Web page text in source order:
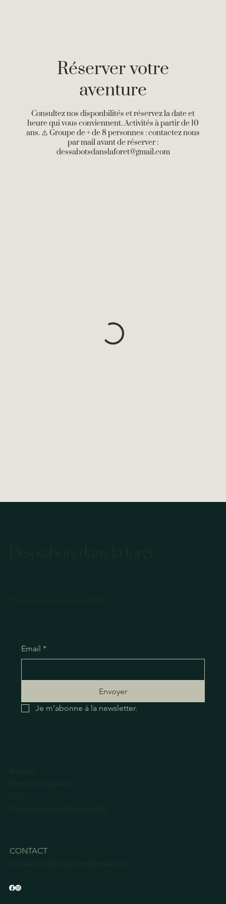
Réserver votre
aventure
Consultez nos disponbilités et réservez la date et
heure qui vous conviennent. Activités à partir de 10
ans. ⚠️ Groupe de + de 8 personnes : contactez nous
par mail avant de réserver :
dessabotsdanslaforet@gmail.com
Des sabots dans la forêt
Abonnez-vous à notre newsletter !
Accueil
Mentions légales
CGV
Politique de confidentialité
CONTACT
dessabotsdanslaforet@gmail.com
Email *
Envoyer
Je m'abonne à la newsletter.